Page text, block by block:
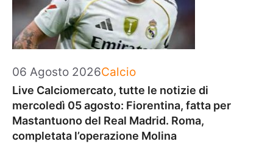
06 Agosto 2026Categorie
Calcio
Live Calciomercato, tutte le notizie di
mercoledì 05 agosto: Fiorentina, fatta per
Mastantuono del Real Madrid. Roma,
completata l’operazione Molina